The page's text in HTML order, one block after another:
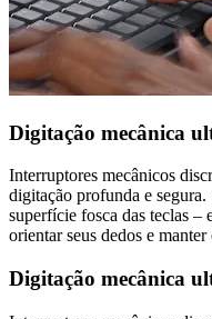
Digitação mecânica
Interruptores mecânicos
digitação profunda e segura.
superfície fosca das teclas –
orientar seus dedos e
Digitação mecânica